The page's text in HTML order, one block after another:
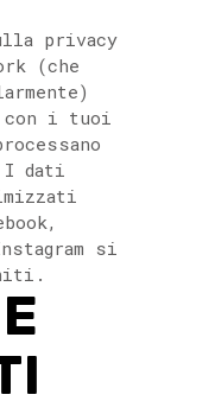
privacy
(che
con i tuoi
I dati
si